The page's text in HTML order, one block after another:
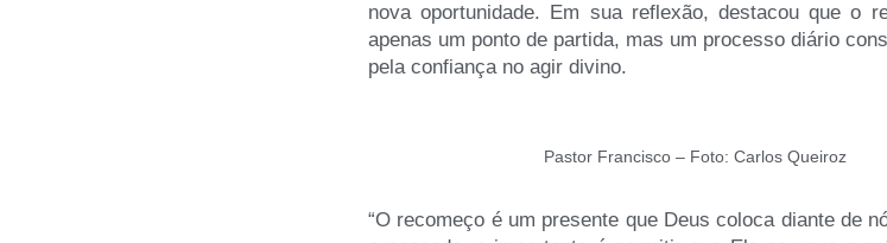
nova oportunidade. Em sua reflexão, destacou que o
apenas um ponto de partida, mas um processo diário
pela confiança no agir divino.
Pastor Francisco – Foto: Carlos Queiroz
“O recomeço é um presente que Deus coloca diante de